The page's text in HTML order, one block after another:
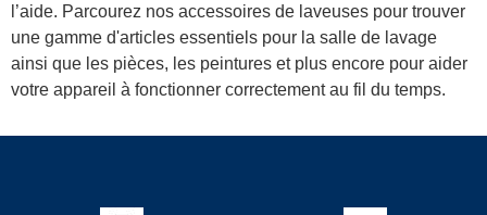
l’aide. Parcourez nos accessoires de laveuses pour trouver
une gamme d'articles essentiels pour la salle de lavage
ainsi que les pièces, les peintures et plus encore pour aider
votre appareil à fonctionner correctement au fil du temps.